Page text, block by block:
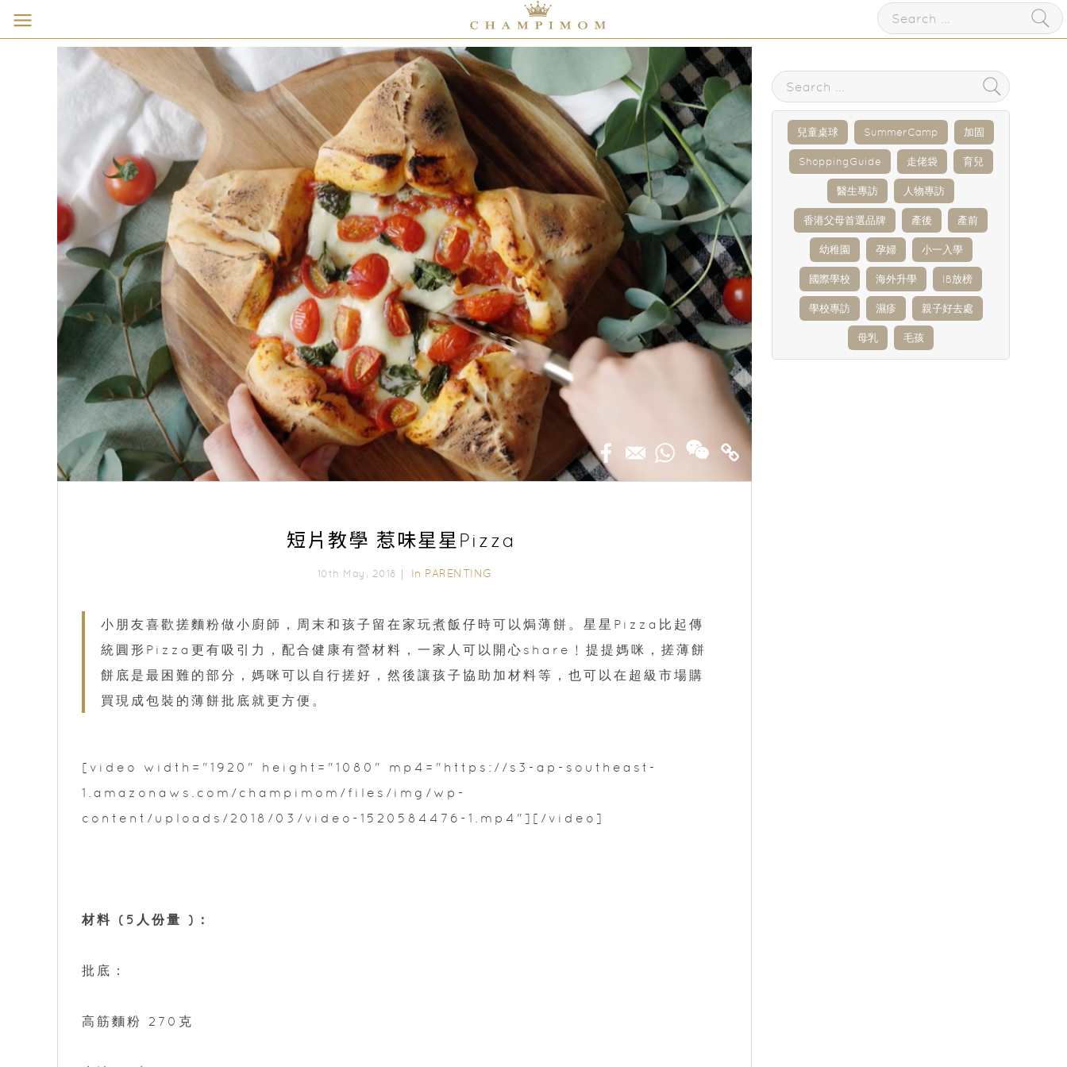
短片教學 惹味星星Pizza
10th May, 2018｜ In PARENTING
小朋友喜歡搓麵粉做小廚師，周末和孩子留在家玩煮飯仔時可以焗薄餅。星星Pizza比起傳
統圓形Pizza更有吸引力，配合健康有營材料，一家人可以開心share﹗提提媽咪，搓薄餅
餅底是最困難的部分，媽咪可以自行搓好，然後讓孩子協助加材料等，也可以在超級市場購
買現成包裝的薄餅批底就更方便。
[video width="1920" height="1080" mp4="https://s3-ap-southeast-
1.amazonaws.com/champimom/files/img/wp-
content/uploads/2018/03/video-1520584476-1.mp4"][/video]
材料 (5人份量 )：
批底：
高筋麵粉 270克
兒童桌球 SummerCamp 加固
ShoppingGuide 走佬袋 育兒
醫生專訪 人物專訪
香港父母首選品牌 產後 產前
幼稚園 孕婦 小一入學
國際學校 海外升學 IB放榜
學校專訪 濕疹 親子好去處
母乳 毛孩